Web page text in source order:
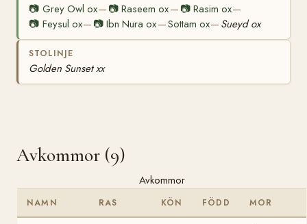
📷 Grey Owl ox— 📷Raseem ox— 📷 Rasim ox—
📷 Feysul ox— 📷Ibn Nura ox—Sottam ox— Sueyd ox
STOLINJE
Golden Sunset xx
Avkommor (9)
Avkommor
NAMN RAS KÖN FÖDD MOR